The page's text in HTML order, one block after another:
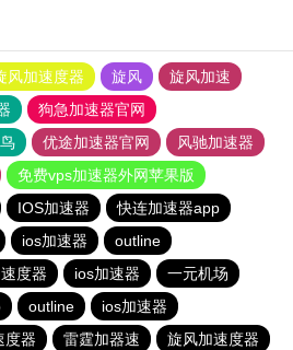
风加速度器 旋风
旋风加速
狗急加速器官网
优途加速器官网
风驰加速器
免费vps加速器外网苹果版
IOS加速器
快连加速器app
ios加速器
outline
度器 ios加速器
一元机场
outline
ios加速器
度器 雷霆加器速 旋风加速度器